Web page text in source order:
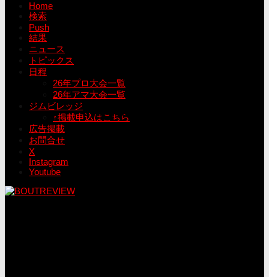
Home
検索
Push
結果
ニュース
トピックス
日程
26年プロ大会一覧
26年アマ大会一覧
ジムビレッジ
↑掲載申込はこちら
広告掲載
お問合せ
X
Instagram
Youtube